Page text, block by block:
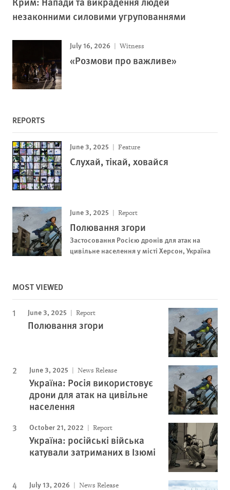
незаконними силовими угрупованнями
July 16, 2026 Witness
«Розмови про важливе»
REPORTS
June 3, 2025 Feature
Слухай, тікай, ховайся
June 3, 2025 Report
Полювання згори
Застосовання Росією дронів для атак на
цивільне населення у місті Херсон, Україна
MOST VIEWED
June 3, 2025 Report
Полювання згори
June 3, 2025 News Release
Україна: Росія використовує
дрони для атак на цивільне
населення
October 21, 2022 Report
Україна: російські війська
катували затриманих в Ізюмі
July 13, 2026 News Release